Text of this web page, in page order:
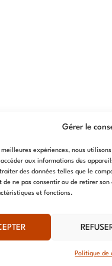
Gérer le
expériences, nous
aux informations des
des données telles que le
de ne pas consentir ou de retirer
et fonctions.
Politique de